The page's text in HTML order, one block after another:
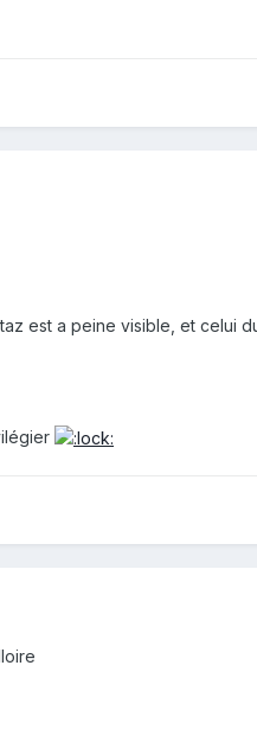
est a peine visible, et celui